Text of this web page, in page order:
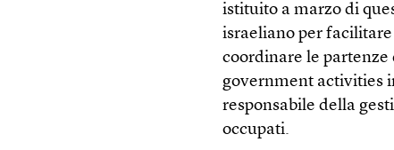
istituito a marzo di
israeliano per
coordinare le
government activities
responsabile della
occupati.